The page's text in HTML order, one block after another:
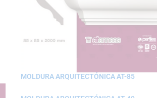
MOLDURA ARQUITECTÓNICA AT-85